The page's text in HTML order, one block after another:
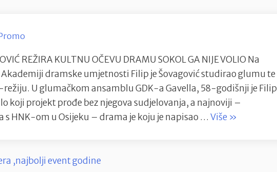
REŽIRA KULTNU OČEVU DRAMU SOKOL GA NIJE VOLIO Na
dramske umjetnosti Filip je Šovagović studirao glumu te
U glumačkom ansamblu GDK-a Gavella, 58-godišnji je Filip
koji projekt prođe bez njegova sudjelovanja, a najnoviji –
s HNK-om u Osijeku – drama je koju je napisao … Više “Filip
»